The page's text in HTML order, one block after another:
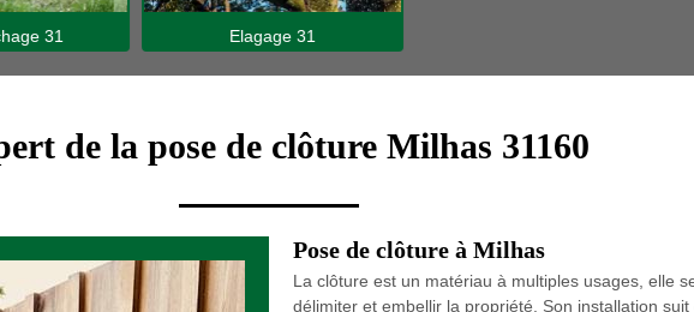
31 Elagage 31
de la pose de clôture Milhas 31160
Pose de clôture à Milhas
La clôture est un matériau à multiples usages, elle
délimiter et embellir la propriété. Son installation